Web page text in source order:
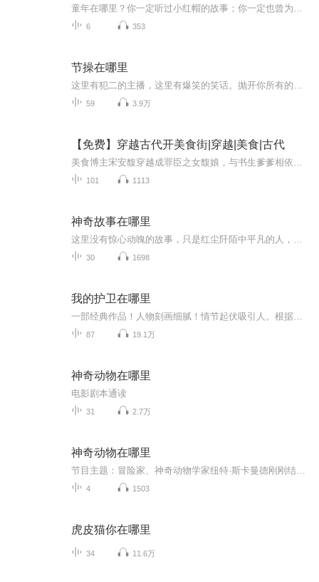
6 353
节操在哪里
59 3.9万
【免费】穿越古代开美食街|穿越|美食|古代
101 1113
神奇故事在哪里
30 1698
我的护卫在哪里
87 19.1万
神奇动物在哪里
电影剧本通读
31 2.7万
神奇动物在哪里
4 1503
虎皮猫你在哪里
34 11.6万